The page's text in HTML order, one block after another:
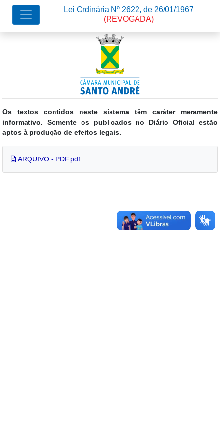
Os textos contidos neste sistema têm caráter meramente
informativo. Somente os publicados no Diário Oficial estão
aptos à produção de efeitos legais.
Lei Ordinária Nº 2622, de 26/01/1967
(REVOGADA)
ARQUIVO - PDF.pdf